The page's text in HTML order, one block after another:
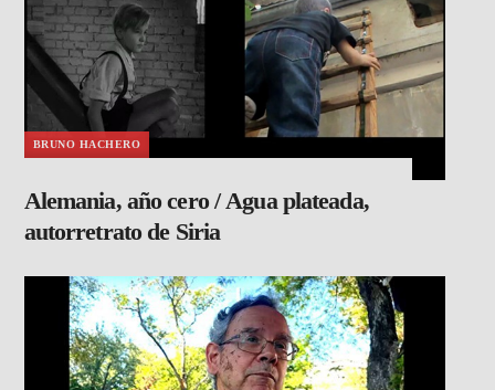
BRUNO HACHERO
Alemania, año cero / Agua plateada,
autorretrato de Siria